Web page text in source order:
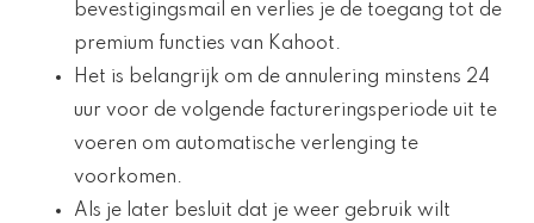
bevestigingsmail en verlies je de toegang tot de
premium functies van Kahoot.
Het is belangrijk om de annulering minstens 24
uur voor de volgende factureringsperiode uit te
voeren om automatische verlenging te
voorkomen.
Als je later besluit dat je weer gebruik wilt